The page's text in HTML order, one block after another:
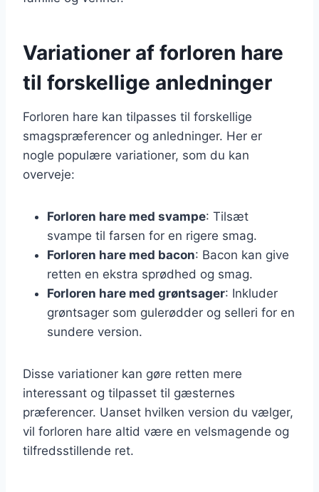
Variationer af forloren hare
til forskellige anledninger
Forloren hare kan tilpasses til forskellige
smagspræferencer og anledninger. Her er
nogle populære variationer, som du kan
overveje:
Forloren hare med svampe: Tilsæt
svampe til farsen for en rigere smag.
Forloren hare med bacon: Bacon kan give
retten en ekstra sprødhed og smag.
Forloren hare med grøntsager: Inkluder
grøntsager som gulerødder og selleri for en
sundere version.
Disse variationer kan gøre retten mere
interessant og tilpasset til gæsternes
præferencer. Uanset hvilken version du vælger,
vil forloren hare altid være en velsmagende og
tilfredsstillende ret.